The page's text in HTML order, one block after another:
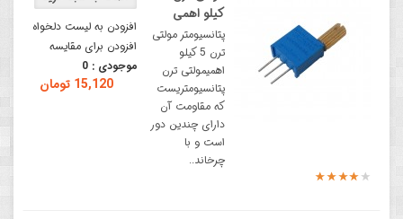
افزودن به لیست دلخواه
افزودن برای مقایسه
موجودی : 0
15,120 تومان
کیلو اهمی
پتانسیومتر مولتی
ترن 5 کیلو
اهمیمولتی ترن
پتانسیومتریست
که مقاومت آن
دارای چندین دور
است و با
چرخاند..